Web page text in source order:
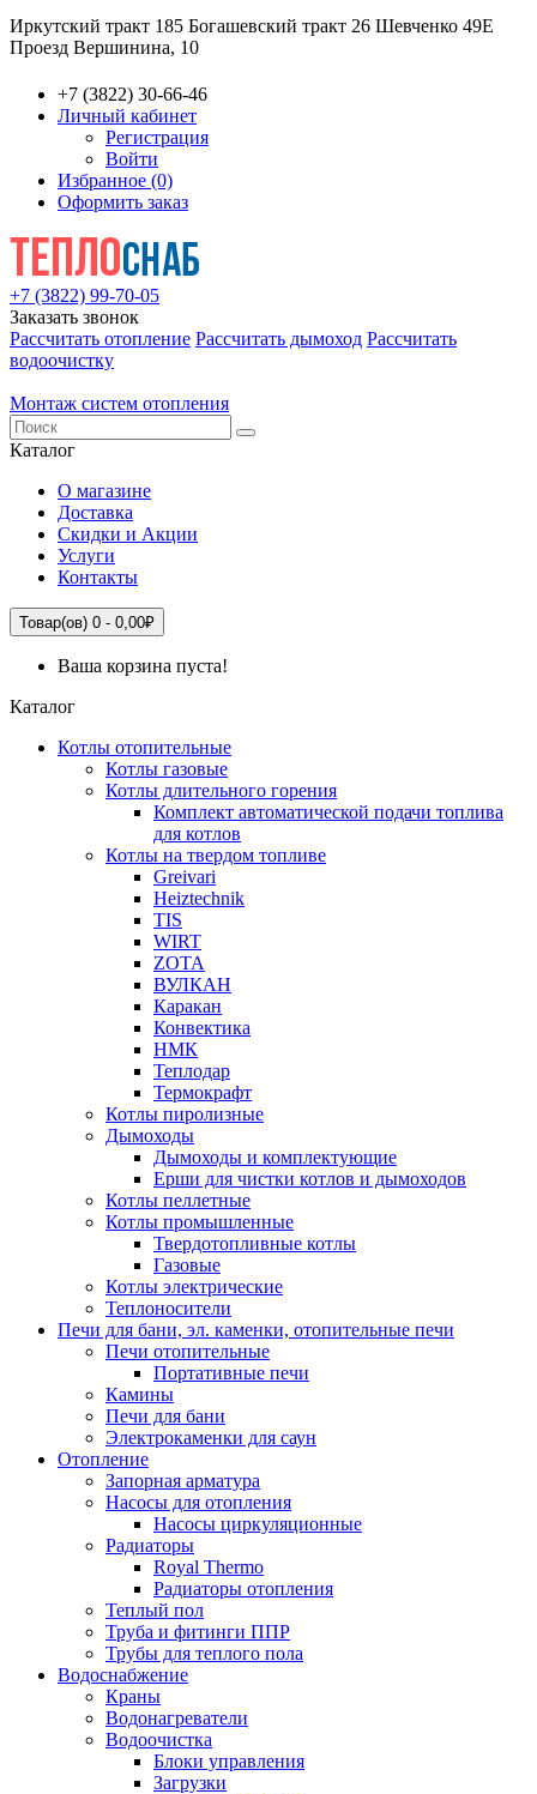
Иркутский тракт 185 Богашевский тракт 26 Шевченко 49Е
Проезд Вершинина, 10
+7 (3822) 30-66-46
Личный кабинет
Регистрация
Войти
Избранное (0)
Оформить заказ
+7 (3822) 99-70-05
Заказать звонок
Рассчитать отопление Рассчитать дымоход Рассчитать
водоочистку
Монтаж систем отопления
Каталог
О магазине
Доставка
Скидки и Акции
Услуги
Контакты
Товар(ов) 0 - 0,00₽
Ваша корзина пуста!
Каталог
Котлы отопительные
Котлы газовые
Котлы длительного горения
Комплект автоматической подачи топлива
для котлов
Котлы на твердом топливе
Greivari
Heiztechnik
TIS
WIRT
ZOTA
ВУЛКАН
Каракан
Конвектика
НМК
Теплодар
Термокрафт
Котлы пиролизные
Дымоходы
Дымоходы и комплектующие
Ерши для чистки котлов и дымоходов
Котлы пеллетные
Котлы промышленные
Твердотопливные котлы
Газовые
Котлы электрические
Теплоносители
Печи для бани, эл. каменки, отопительные печи
Печи отопительные
Портативные печи
Камины
Печи для бани
Электрокаменки для саун
Отопление
Запорная арматура
Насосы для отопления
Насосы циркуляционные
Радиаторы
Royal Thermo
Радиаторы отопления
Теплый пол
Труба и фитинги ППР
Трубы для теплого пола
Водоснабжение
Краны
Водонагреватели
Водоочистка
Блоки управления
Загрузки